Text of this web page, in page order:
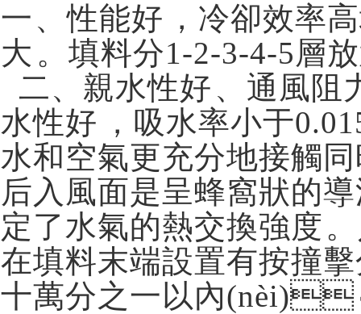
一、性能好，冷卻
大。填料分1-2-3-4-5
二、親水性好、通風
水性好，吸水率小于
水和空氣更充分地接觸同
后入風面是呈蜂窩狀的導
定了水氣的熱交換強度
在填料末端設置有按撞擊
十萬分之一以內(nèi)